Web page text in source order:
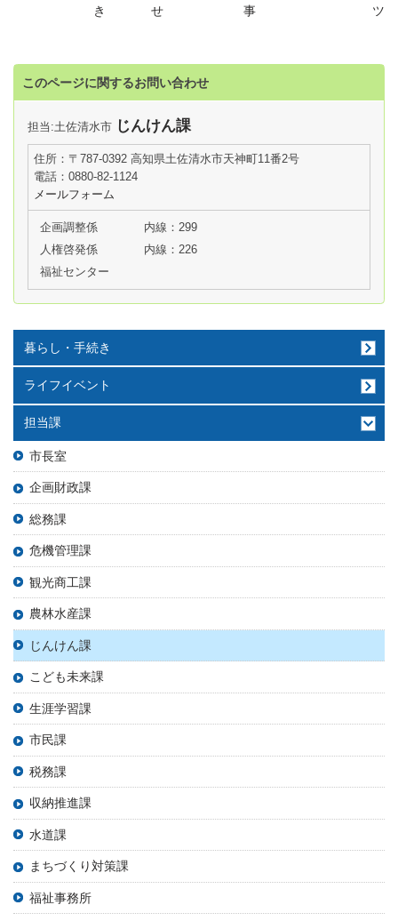
き
せ
事
ツ
このページに関するお問い合わせ
担当:土佐清水市 じんけん課
住所：〒787-0392 高知県土佐清水市天神町11番2号
電話：0880-82-1124
メールフォーム
企画調整係
内線：299
人権啓発係
内線：226
福祉センター
暮らし・手続き
ライフイベント
担当課
市長室
企画財政課
総務課
危機管理課
観光商工課
農林水産課
じんけん課
こども未来課
生涯学習課
市民課
税務課
収納推進課
水道課
まちづくり対策課
福祉事務所